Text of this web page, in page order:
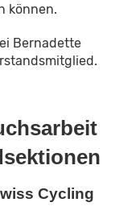
können.
Bernadette
Cycling